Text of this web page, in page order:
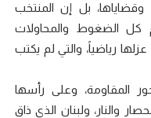
وقضاياها، بل إن المنتخب
كل الضغوط والمحاولات
رياضياً، والتي لم يكتب
المقاومة، وعلى رأسها
والنار، ولبنان الذي ذاق